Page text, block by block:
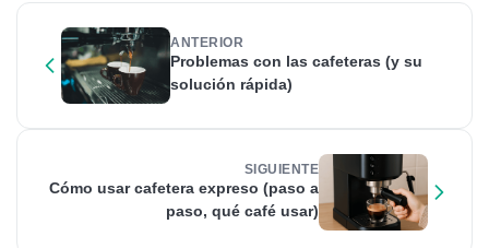
ANTERIOR
Problemas con las cafeteras (y su
solución rápida)
SIGUIENTE
Cómo usar cafetera expreso (paso a
paso, qué café usar)